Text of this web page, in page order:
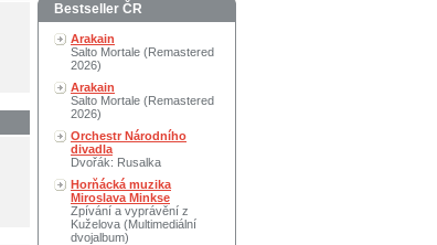
Bestseller ČR
Arakain
Salto Mortale (Remastered
2026)
Arakain
Salto Mortale (Remastered
2026)
Orchestr Národního
divadla
Dvořák: Rusalka
Horňácká muzika
Miroslava Minkse
Zpívání a vyprávění z
Kuželova (Multimediální
dvojalbum)